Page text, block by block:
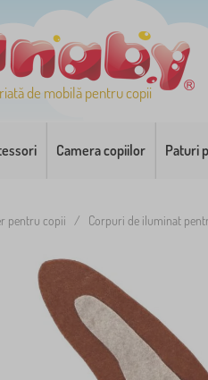
de mobilă pentru copii
Camera copiilor Paturi
pentru copii / Corpuri de iluminat